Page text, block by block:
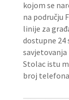
kojom se
na području
linije za
dostupne 24
Stolac istu
broj telefona